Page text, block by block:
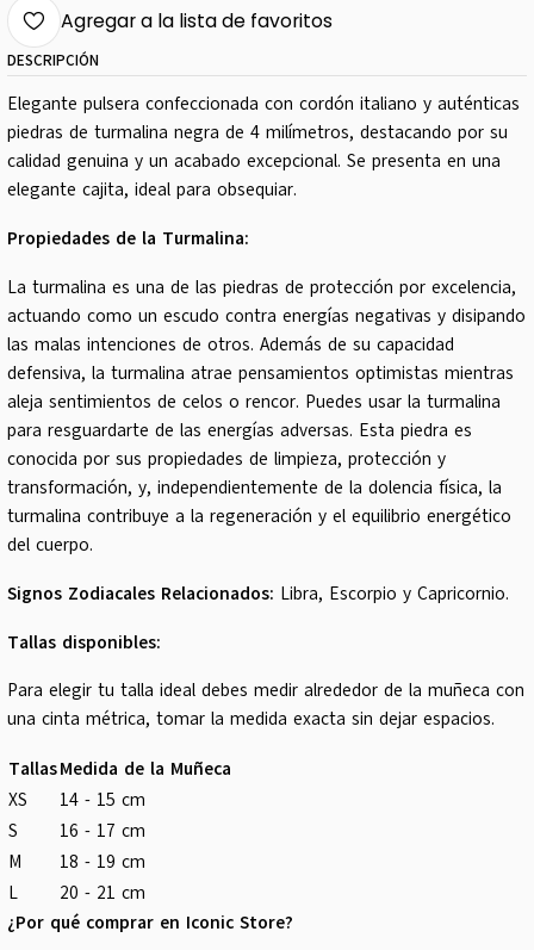
Agregar a la lista de favoritos
DESCRIPCIÓN
Elegante pulsera confeccionada con cordón italiano y auténticas
piedras de turmalina negra de 4 milímetros, destacando por su
calidad genuina y un acabado excepcional. Se presenta en una
elegante cajita, ideal para obsequiar.
Propiedades de la Turmalina:
La turmalina es una de las piedras de protección por excelencia,
actuando como un escudo contra energías negativas y disipando
las malas intenciones de otros. Además de su capacidad
defensiva, la turmalina atrae pensamientos optimistas mientras
aleja sentimientos de celos o rencor. Puedes usar la turmalina
para resguardarte de las energías adversas. Esta piedra es
conocida por sus propiedades de limpieza, protección y
transformación, y, independientemente de la dolencia física, la
turmalina contribuye a la regeneración y el equilibrio energético
del cuerpo.
Signos Zodiacales Relacionados: Libra, Escorpio y Capricornio.
Tallas disponibles:
Para elegir tu talla ideal debes medir alrededor de la muñeca con
una cinta métrica, tomar la medida exacta sin dejar espacios.
TallasMedida de la Muñeca
XS
14 - 15 cm
S
16 - 17 cm
M
18 - 19 cm
L
20 - 21 cm
¿Por qué comprar en Iconic Store?